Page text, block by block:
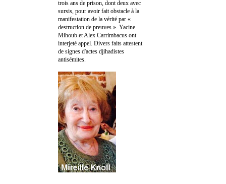
trois ans de prison, dont deux avec
sursis, pour avoir fait obstacle à la
manifestation de la vérité par «
destruction de preuves ». Yacine
Mihoub et Alex Carrimbacus ont
interjeté appel. Divers faits attestent
de signes d'actes djihadistes
antisémites.